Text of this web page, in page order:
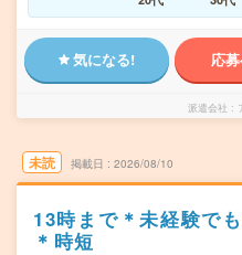
気になる! 応
派遣会社
未読 掲載日 2026/08/10
13時まで＊未経験で
＊時短